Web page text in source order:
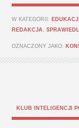
W KATEGORII:
REDAKCJA
OZNACZONY JAKO:
KLUB INTELIGENCJI